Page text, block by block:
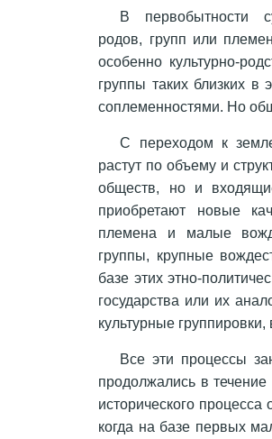
В первобытности
родов, групп или
особенно культурно-
группы таких близких в
соплеменностями. Но
С переходом к
растут по объему и
обществ, но и
приобретают новые
племена и малые
группы, крупные
базе этих этно-
государства или их
культурные
Все эти процессы
продолжались в
исторического
когда на базе первых